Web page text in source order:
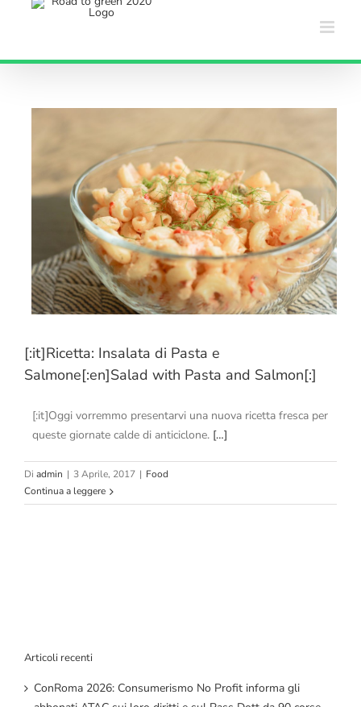
[:it]Ricetta: Insalata di Pasta e
Salmone[:en]Salad with Pasta and Salmon[:]
[:it]Oggi vorremmo presentarvi una nuova ricetta fresca per
queste giornate calde di anticiclone. […]
Di admin | 3 Aprile, 2017 | Food
Continua a leggere
Articoli recenti
ConRoma 2026: Consumerismo No Profit informa gli